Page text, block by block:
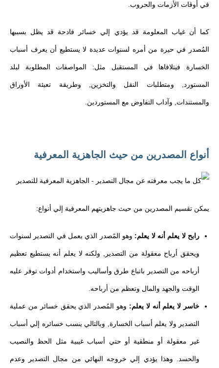
في أوقات الأزمات والحروب.
كما أن غياب المعلومة قد يؤدي إلي خسائر فادحة قد يظل بسببها
المُصدر في حيرة من أمره لسنوات عديدة لا يستطيع أن يعرف أسباب
الخسارة فيتلافاها في المستقبل مثل: المواصفات المطلوبة لبلد
المستورد, ومتطلبات النقل والتخزين, وطريقة تعبئة الأوراق
والمستندات, وآداب التفاوض مع المستوردين.
أنواع المصدرين من حيث الجاهزية المعرفية
يمكن تقسيم المصدرين من حيث جاهزيتهم المعرفية إلي أنواع:
رابح لا يعلم أنه لا يعلم: وهو المًصدر الذي يعمل في التصدير لسنوات
ويحقق أرباح معقولة من التصدير, ولكنه لا يعلم أنه يستطيع تعظيم
أرباحه من التصدير باتباع طرق وأساليب واستخدام أدوات توفر عليه
الوقت والجهد والمال وتعظم من أرباحه.
خاسر لا يعلم أنه لا يعلم: وهو المُصدر الذي يحقق خسائر من عملية
التصدير ولا يعلم أسباب الخسارة, وبالتالي ينسب خسائره إلي أسباب
غير معقولة أو منطقية أو حتي أسباب غيبية مثل الحظ والنصيب
والحسد. وهذا يؤدي إلي خروجه النهائي من مجال التصدير وعدم